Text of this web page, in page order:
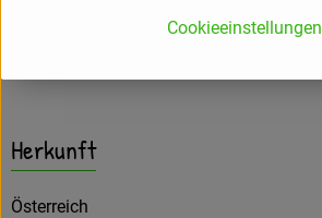
Produktdatenblatt
Herkunft
Österreich
Cookieeinstellungen